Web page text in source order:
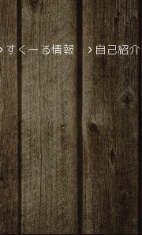
すくーる情報 自己紹介